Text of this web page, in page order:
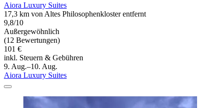
Aiora Luxury Suites
17,3 km von Altes Philosophenkloster entfernt
9,8/10
Außergewöhnlich
(12 Bewertungen)
101 €
inkl. Steuern & Gebühren
9. Aug.–10. Aug.
Aiora Luxury Suites